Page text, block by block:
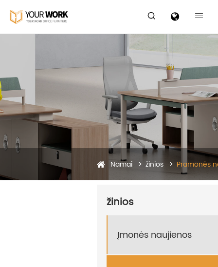
 
Namai žinios Pramonės
žinios
Įmonės naujienos